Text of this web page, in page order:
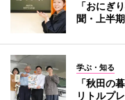
「おにぎ
聞・上半
学ぶ・知る
「秋田の
リトルプ